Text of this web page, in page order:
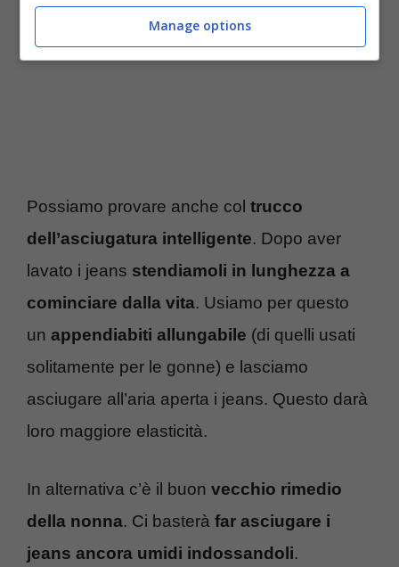
Possiamo provare anche col trucco
dell’asciugatura intelligente. Dopo aver
lavato i jeans stendiamoli in lunghezza a
cominciare dalla vita. Usiamo per questo
un appendiabiti allungabile (di quelli usati
solitamente per le gonne) e lasciamo
asciugare all’aria aperta i jeans. Questo darà
loro maggiore elasticità.
In alternativa c’è il buon vecchio rimedio
della nonna. Ci basterà far asciugare i
jeans ancora umidi indossandoli.
Manage options